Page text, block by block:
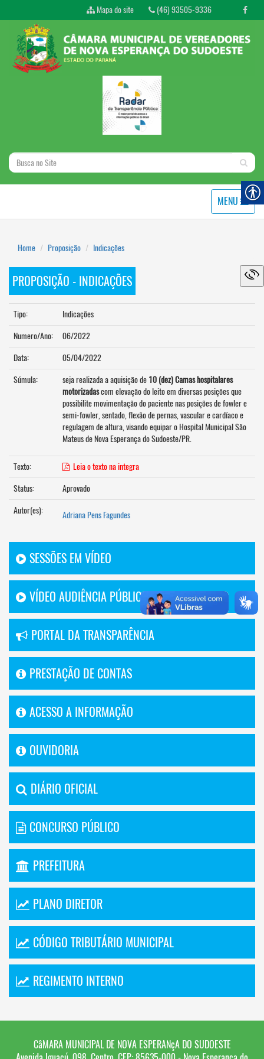
Mapa do site (46) 93505-9336
MENU
Home Proposição Indicações
PROPOSIÇÃO - INDICAÇÕES
Tipo:
Indicações
Numero/Ano:
06/2022
Data:
05/04/2022
Súmula:
seja realizada a aquisição de 10 (dez)Camas hospitalares
motorizadascom elevação do leito em diversas posições que
possibilite movimentação do paciente nas posições de fowler e
semi-fowler, sentado, flexão de pernas, vascular e cardíaco e
regulagem de altura,visando equipar o Hospital Municipal São
Mateus de Nova Esperança do Sudoeste/PR.
Texto:
Leia o texto na integra
Status:
Aprovado
Autor(es):
Adriana Pens Fagundes
SESSÕES EM VÍDEO
VÍDEO AUDIÊNCIA PÚBLICA
PORTAL DA TRANSPARÊNCIA
PRESTAÇÃO DE CONTAS
ACESSO A INFORMAÇÃO
OUVIDORIA
DIÁRIO OFICIAL
CONCURSO PÚBLICO
PREFEITURA
PLANO DIRETOR
CÓDIGO TRIBUTÁRIO MUNICIPAL
REGIMENTO INTERNO
CâMARA MUNICIPAL DE NOVA ESPERANçA DO SUDOESTE